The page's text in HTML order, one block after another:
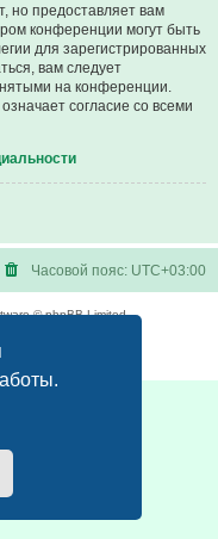
но предоставляет вам
конференции могут быть
для зарегистрированных
вам следует
на конференции.
согласие со всеми
Часовой пояс: UTC+03:00
© phpBB Limited